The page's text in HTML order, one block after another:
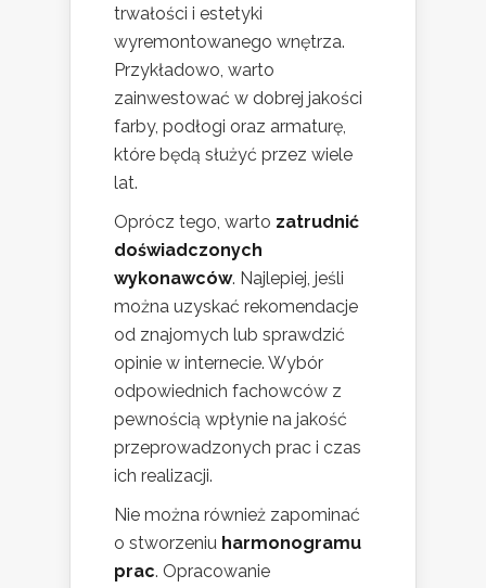
trwałości i estetyki
wyremontowanego wnętrza.
Przykładowo, warto
zainwestować w dobrej jakości
farby, podłogi oraz armaturę,
które będą służyć przez wiele
lat.
Oprócz tego, warto zatrudnić
doświadczonych
wykonawców. Najlepiej, jeśli
można uzyskać rekomendacje
od znajomych lub sprawdzić
opinie w internecie. Wybór
odpowiednich fachowców z
pewnością wpłynie na jakość
przeprowadzonych prac i czas
ich realizacji.
Nie można również zapominać
o stworzeniu harmonogramu
prac. Opracowanie